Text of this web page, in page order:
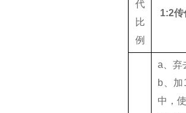
代
比
例
1:2传
a、弃
b、加
中，